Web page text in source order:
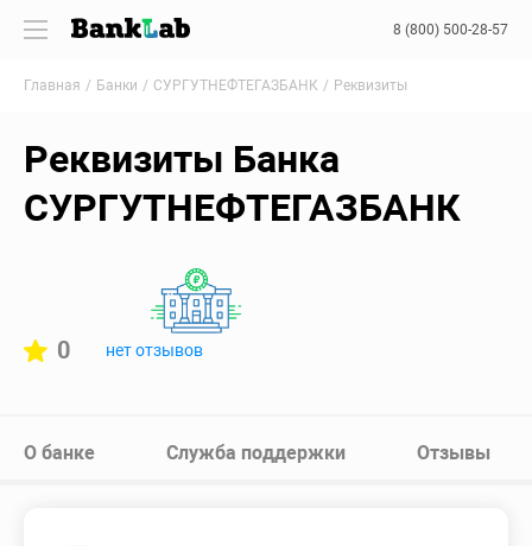
8 (800) 500-28-57
Главная Банки СУРГУТНЕФТЕГАЗБАНК Реквизиты
Реквизиты Банка
СУРГУТНЕФТЕГАЗБАНК
0 нет отзывов
О банке Служба поддержки Отзывы